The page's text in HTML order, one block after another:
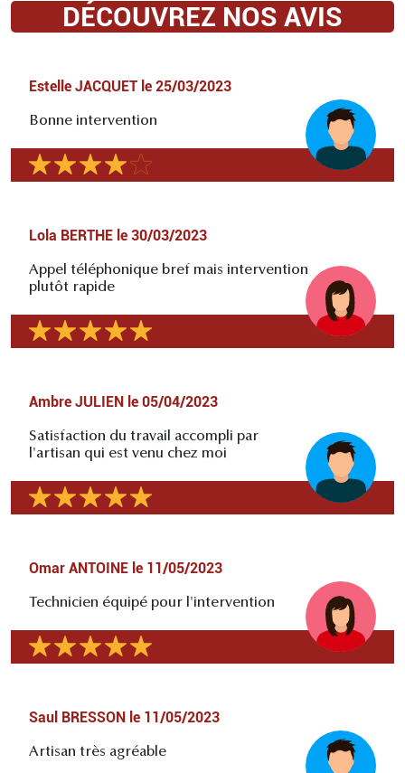
DÉCOUVREZ NOS AVIS
Estelle JACQUET le 25/03/2023
Bonne intervention
Lola BERTHE le 30/03/2023
Appel téléphonique bref mais intervention
plutôt rapide
Ambre JULIEN le 05/04/2023
Satisfaction du travail accompli par
l'artisan qui est venu chez moi
Omar ANTOINE le 11/05/2023
Technicien équipé pour l'intervention
Saul BRESSON le 11/05/2023
Artisan très agréable